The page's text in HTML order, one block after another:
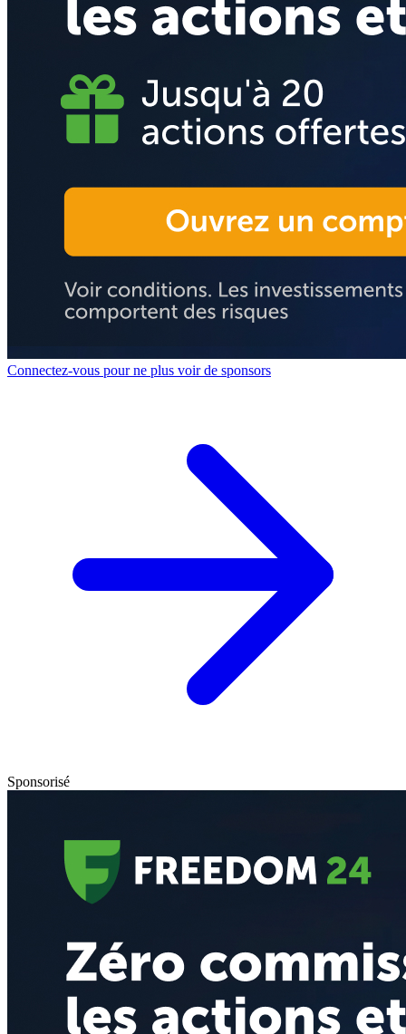
Connectez-vous pour ne plus voir de sponsors
Sponsorisé